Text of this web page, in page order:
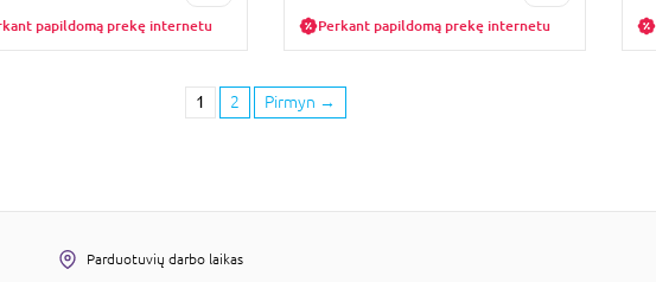
papildomą prekę internetu Perkant papildomą prekę internetu
1 2 Pirmyn →
Parduotuvių darbo laikas